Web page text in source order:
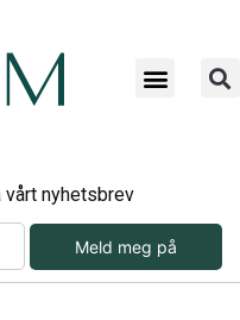
vårt nyhetsbrev
Meld meg på